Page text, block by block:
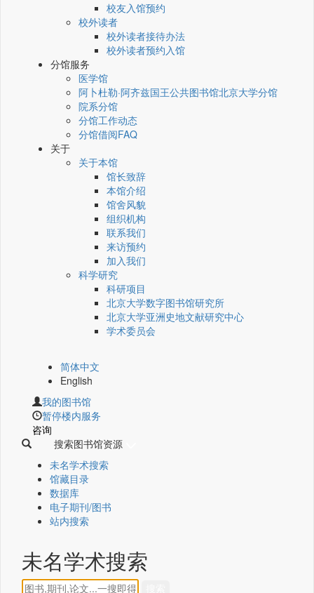
校友入馆预约
校外读者
校外读者接待办法
校外读者预约入馆
分馆服务
医学馆
阿卜杜勒·阿齐兹国王公共图书馆北京大学分馆
院系分馆
分馆工作动态
分馆借阅FAQ
关于
关于本馆
馆长致辞
本馆介绍
馆舍风貌
组织机构
联系我们
来访预约
加入我们
科学研究
科研项目
北京大学数字图书馆研究所
北京大学亚洲史地文献研究中心
学术委员会
简体中文
English
我的图书馆
暂停楼内服务
咨询
搜索图书馆资源
未名学术搜索
馆藏目录
数据库
电子期刊/图书
站内搜索
未名学术搜索